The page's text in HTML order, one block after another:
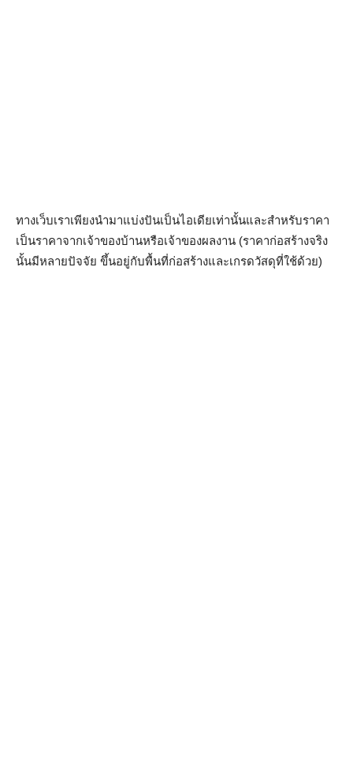
ทางเว็บเราเพียงนำมาแบ่งปันเป็นไอเดียเท่านั้นและสำหรับราคา
เป็นราคาจากเจ้าของบ้านหรือเจ้าของผลงาน (ราคาก่อสร้างจริง
นั้นมีหลายปัจจัย ขึ้นอยู่กับพื้นที่ก่อสร้างและเกรดวัสดุที่ใช้ด้วย)